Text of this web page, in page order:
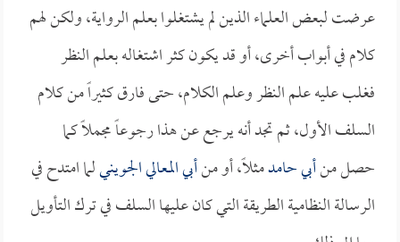
عرضت لبعض العلماء الذين لم يشتغلوا بعلم الرواية، ولكن لهم
كلام في أبواب أخرى، أو قد يكون كثر اشتغاله بعلم النظر
فغلب عليه علم النظر وعلم الكلام، حتى فارق كثيراً من كلام
السلف الأول، ثم تجد أنه يرجع عن هذا رجوعاً مجملاً كما
حصل منأبي حامدمثلاً، أو منأبي المعالي الجوينيلما امتدح في
الرسالة النظامية الطريقة التي كان عليها السلف في ترك التأويل